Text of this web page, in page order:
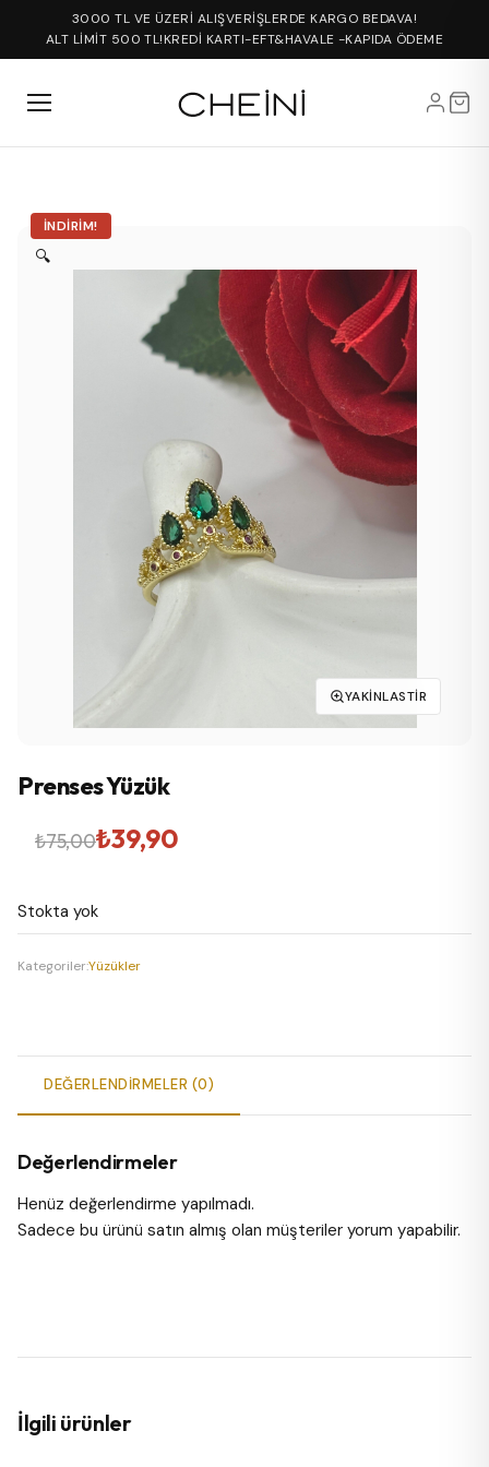
3000 TL VE ÜZERİ ALIŞVERİŞLERDE KARGO BEDAVA!
ALT LİMİT 500 TL!KREDİ KARTI-EFT&HAVALE -KAPIDA ÖDEME
İNDIRIM!
🔍
YAKINLASTIR
Prenses Yüzük
₺75,00
Orijinal
₺75,00.
₺39,90
Şu
fiyat:
₺39,90.
Stokta yok
Kategoriler:Yüzükler
DEĞERLENDIRMELER (0)
Değerlendirmeler
Henüz değerlendirme yapılmadı.
Sadece bu ürünü satın almış olan müşteriler yorum yapabilir.
İlgili ürünler